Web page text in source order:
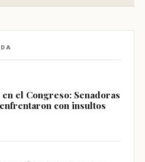
el Congreso: Senadoras
con insultos